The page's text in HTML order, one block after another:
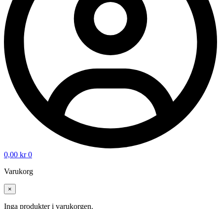
0,00 kr 0
Varukorg
×
Inga produkter i varukorgen.